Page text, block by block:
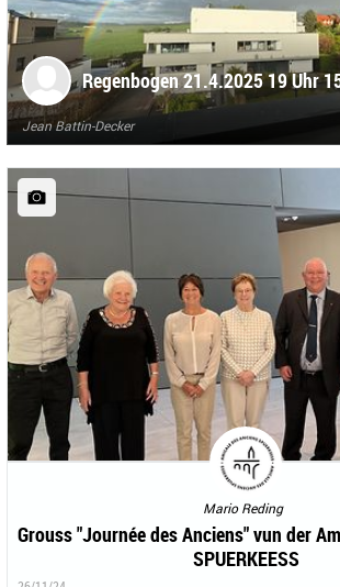
Regenbogen 21.4.2025 19 Uhr
Jean Battin-Decker
Mario Reding
Grouss "Journée des Anciens" vun der
SPUERKEESS